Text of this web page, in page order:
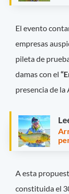
El evento
empresas
pileta de
damas con el
presencia de
A esta
constituida el